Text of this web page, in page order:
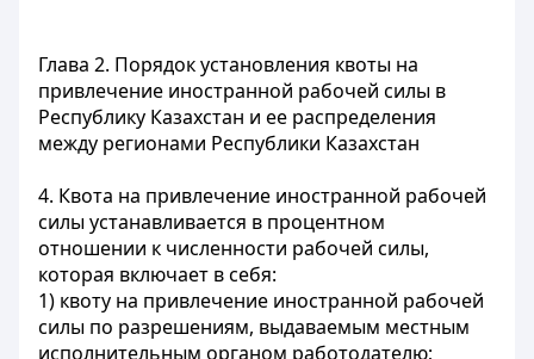
Глава 2. Порядок установления квоты на
привлечение иностранной рабочей силы в
Республику Казахстан и ее распределения
между регионами Республики Казахстан
4. Квота на привлечение иностранной рабочей
силы устанавливается в процентном
отношении к численности рабочей силы,
которая включает в себя:
1) квоту на привлечение иностранной рабочей
силы по разрешениям, выдаваемым местным
исполнительным органом работодателю;